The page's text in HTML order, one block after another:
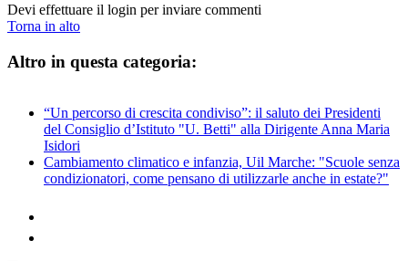
Devi effettuare il login per inviare commenti
Torna in alto
Altro in questa categoria:
“Un percorso di crescita condiviso”: il saluto dei Presidenti
del Consiglio d’Istituto "U. Betti" alla Dirigente Anna Maria
Isidori
Cambiamento climatico e infanzia, Uil Marche: "Scuole senza
condizionatori, come pensano di utilizzarle anche in estate?"